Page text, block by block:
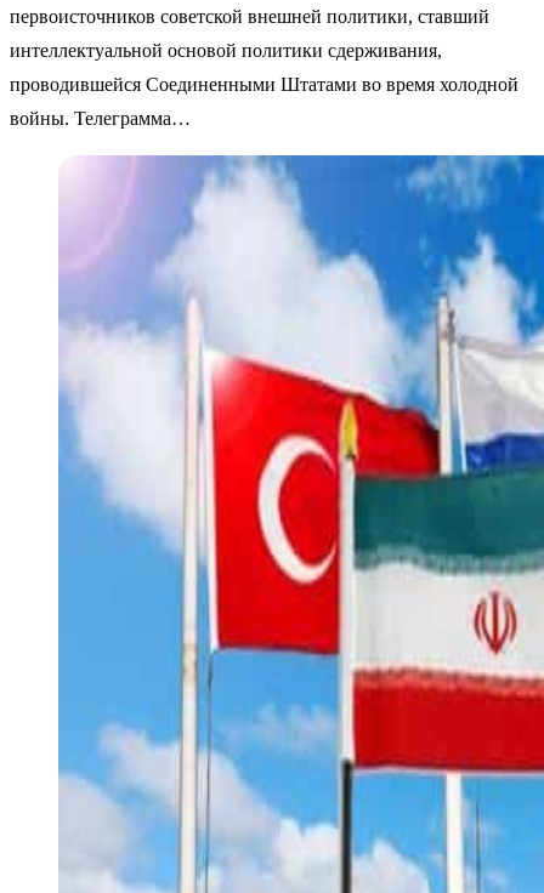
первоисточников советской внешней политики, ставший
интеллектуальной основой политики сдерживания,
проводившейся Соединенными Штатами во время холодной
войны. Телеграмма…